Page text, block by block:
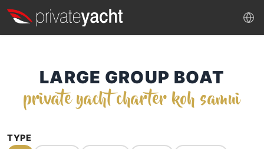
LARGE GROUP BOAT
private yacht charter koh samui
TYPE